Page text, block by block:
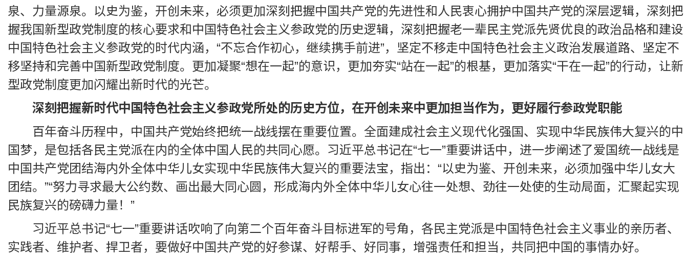
泉、力量源泉。以史为鉴，开创未来，必须更加深刻把握中国共产党的先进性和人民衷心拥护中国共产党的深层逻辑，深刻把
握我国新型政党制度的核心要求和中国特色社会主义参政党的历史逻辑，深刻把握老一辈民主党派先贤优良的政治品格和建设
中国特色社会主义参政党的时代内涵，“不忘合作初心，继续携手前进”，坚定不移走中国特色社会主义政治发展道路、坚定不
移坚持和完善中国新型政党制度。更加凝聚“想在一起”的意识，更加夯实“站在一起”的根基，更加落实“干在一起”的行动，让新
型政党制度更加闪耀出新时代的光芒。
深刻把握新时代中国特色社会主义参政党所处的历史方位，在开创未来中更加担当作为，更好履行参政党职能
百年奋斗历程中，中国共产党始终把统一战线摆在重要位置。全面建成社会主义现代化强国、实现中华民族伟大复兴的中
国梦，是包括各民主党派在内的全体中国人民的共同心愿。习近平总书记在“七一”重要讲话中，进一步阐述了爱国统一战线是
中国共产党团结海内外全体中华儿女实现中华民族伟大复兴的重要法宝，指出：“以史为鉴、开创未来，必须加强中华儿女大
团结。”“努力寻求最大公约数、画出最大同心圆，形成海内外全体中华儿女心往一处想、劲往一处使的生动局面，汇聚起实现
民族复兴的磅礴力量！”
习近平总书记“七一”重要讲话吹响了向第二个百年奋斗目标进军的号角，各民主党派是中国特色社会主义事业的亲历者、
实践者、维护者、捍卫者，要做好中国共产党的好参谋、好帮手、好同事，增强责任和担当，共同把中国的事情办好。